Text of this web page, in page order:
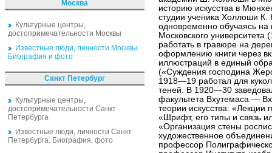
Москва
Культурные центры,
достопримечательности Москвы
Известные люди, личности Москвы.
Биография и фото
Санкт Петербург
Культурные центры,
достопримечательности Санкт
Петербурга
Известные люди, личности Санкт
Петербурга. Биография, фото
историю искусства в
студии ученика Холлоши
одновременно обучаясь на
Московского
работать в гравюре на
оформлению книги через
иллюстраций в единый
(«Суждения господина
1918—19 работал для
теней. В 1920—30
факультета Вхутемаса —
теории искусства:
«Шрифт, его типы и связь
«Организация стены
художественное
профессор